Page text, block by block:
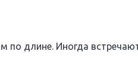
по длине. Иногда